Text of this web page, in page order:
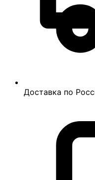
Доставка по